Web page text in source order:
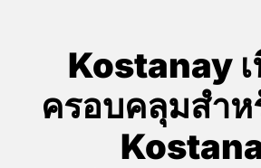
Kostanay
ครอบคลุมสำห